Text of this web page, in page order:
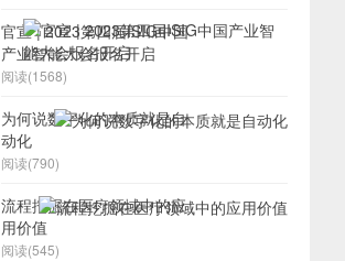
官宣 | 2023第四届ISIG中国
产业智能大会报名开启
阅读(1568)
为何说数字化的本质就是自
动化
阅读(790)
流程挖掘在医疗领域中的应
用价值
阅读(545)